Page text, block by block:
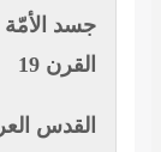
جسد الأمّة
القرن 19